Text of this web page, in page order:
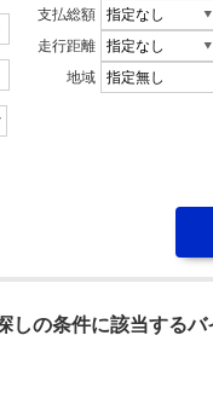
支払総額
走行距離
地域
しの条件に該当するバ